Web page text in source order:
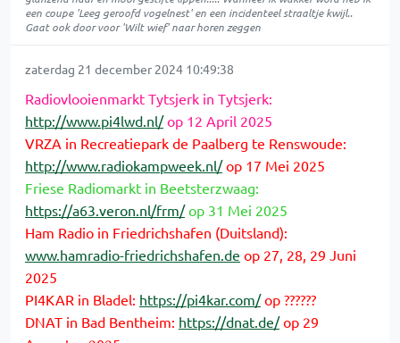
een coupe 'Leeg geroofd vogelnest' en een incidenteel straaltje kwijl..
Gaat ook door voor 'Wilt wief' naar horen zeggen
zaterdag 21 december 2024 10:49:38
Radiovlooienmarkt Tytsjerk in Tytsjerk:
http://www.pi4lwd.nl/op 12 April 2025
VRZA in Recreatiepark de Paalberg te Renswoude:
http://www.radiokampweek.nl/op 17 Mei 2025
Friese Radiomarkt in Beetsterzwaag:
https://a63.veron.nl/frm/op 31 Mei 2025
Ham Radio in Friedrichshafen (Duitsland):
www.hamradio-friedrichshafen.de op 27, 28, 29 Juni
2025
PI4KAR in Bladel: https://pi4kar.com/op ??????
DNAT in Bad Bentheim: https://dnat.de/op 29